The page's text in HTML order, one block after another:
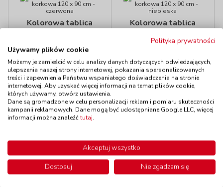
Kolorowa tablica
korkowa 120 x 90
kod: KOR91205
DostępnośćW magazynie
2 szt.
do 5 dni
375,00 zł z VAT
Do koszyka
Kolorowa tablica
korkowa 120 x 90
cm - niebieska
Dostępnośćdo 30 dni
375,00 zł z VAT
Polityka prywatności
Używamy plików cookie
Możemy je zamieścić w celu analizy danych dotyczących odwiedzających,
ulepszenia naszej strony internetowej, pokazania spersonalizowanych
treści i zapewnienia Państwu wspaniałego doświadczenia na stronie
internetowej. Aby uzyskać więcej informacji na temat plików cookie,
których używamy, otwórz ustawienia.
Dane są gromadzone w celu personalizacji reklam i pomiaru skuteczności
kampanii reklamowych. Dane mogą być udostępniane Google LLC, więcej
informacji można znaleźćtutaj.
Akceptuj wszystko
Dostosuj
Nie zgadzam się